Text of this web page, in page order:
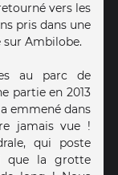
vers les
pris dans une
Ambilobe.
au parc de
partie en 2013
emmené dans
jamais vue !
qui poste
que la grotte